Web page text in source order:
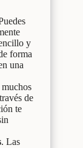
y
forma
una
de
te
. Las